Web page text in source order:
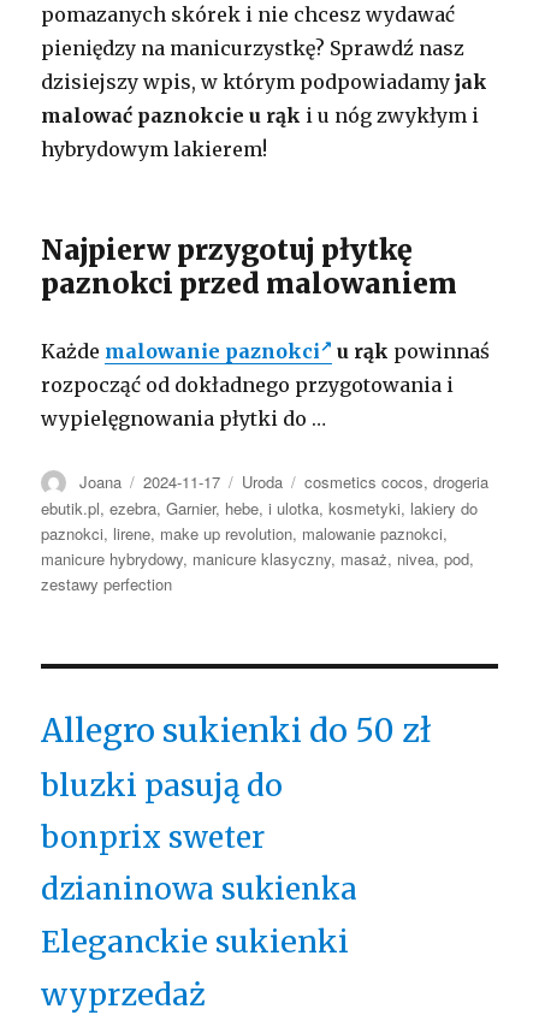
pomazanych skórek i nie chcesz wydawać
pieniędzy na manicurzystkę? Sprawdź nasz
dzisiejszy wpis, w którym podpowiadamyjak
malować paznokcie u rąk i u nóg zwykłym i
hybrydowym lakierem!
Najpierw przygotuj płytkę
paznokci przed malowaniem
Każde malowanie paznokci u rąk powinnaś
rozpocząć od dokładnego przygotowania i
wypielęgnowania płytki do …
Autor
Joana Opublikowano
2024-11-17 Kategorie
Uroda Tagi
cosmetics cocos,drogeria
ebutik.pl,ezebra,Garnier, hebe,i ulotka,kosmetyki, lakiery do
paznokci, lirene, make up revolution, malowanie paznokci,
manicure hybrydowy, manicure klasyczny, masaż, nivea,pod,
zestawy perfection
Allegro sukienki do 50 zł
bluzki pasują do
bonprix sweter
dzianinowa sukienka
Eleganckie sukienki
wyprzedaż